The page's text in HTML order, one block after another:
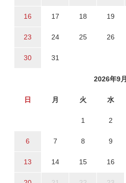
16 17 18 19
23 24 25 26
30 31
2026年9月
日 月 火 水
1 2
6 7 8 9
13 14 15 16